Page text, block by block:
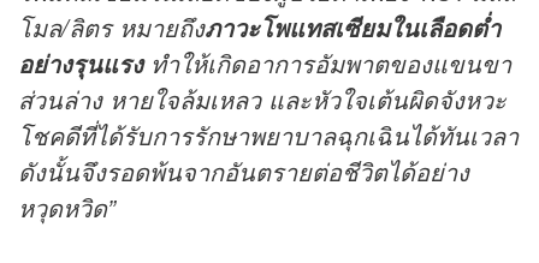
โมล/ลิตร หมายถึงภาวะโพแทสเซียมในเลือดต่ำ
อย่างรุนแรงทำให้เกิดอาการอัมพาตของแขนขา
ส่วนล่าง หายใจล้มเหลว และหัวใจเต้นผิดจังหวะ
โชคดีที่ได้รับการรักษาพยาบาลฉุกเฉินได้ทันเวลา
ดังนั้นจึงรอดพ้นจากอันตรายต่อชีวิตได้อย่าง
หวุดหวิด”